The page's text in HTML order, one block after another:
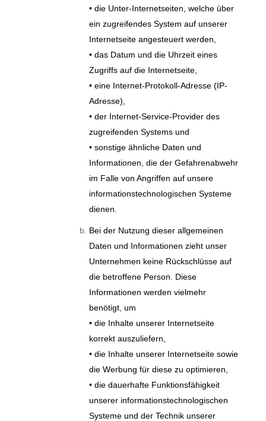
• die Unter-Internetseiten, welche über
ein zugreifendes System auf unserer
Internetseite angesteuert werden,
• das Datum und die Uhrzeit eines
Zugriffs auf die Internetseite,
• eine Internet-Protokoll-Adresse (IP-
Adresse),
• der Internet-Service-Provider des
zugreifenden Systems und
• sonstige ähnliche Daten und
Informationen, die der Gefahrenabwehr
im Falle von Angriffen auf unsere
informationstechnologischen Systeme
dienen.
Bei der Nutzung dieser allgemeinen
Daten und Informationen zieht unser
Unternehmen keine Rückschlüsse auf
die betroffene Person. Diese
Informationen werden vielmehr
benötigt, um
• die Inhalte unserer Internetseite
korrekt auszuliefern,
• die Inhalte unserer Internetseite sowie
die Werbung für diese zu optimieren,
• die dauerhafte Funktionsfähigkeit
unserer informationstechnologischen
Systeme und der Technik unserer